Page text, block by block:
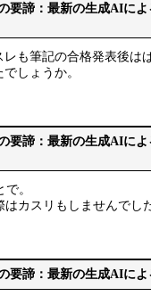
諦：最新の生成AIによ
も筆記の合格発表後
しょうか。
諦：最新の生成AIによ
。
カスリもしませんでし
諦：最新の生成AIによ